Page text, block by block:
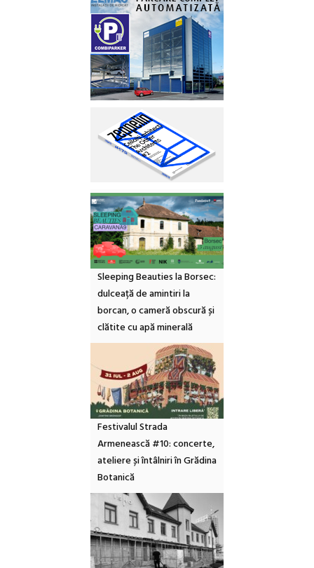
Sleeping Beauties la Borsec:
dulceață de amintiri la
borcan, o cameră obscură și
clătite cu apă minerală
Festivalul Strada
Armenească #10: concerte,
ateliere și întâlniri în Grădina
Botanică